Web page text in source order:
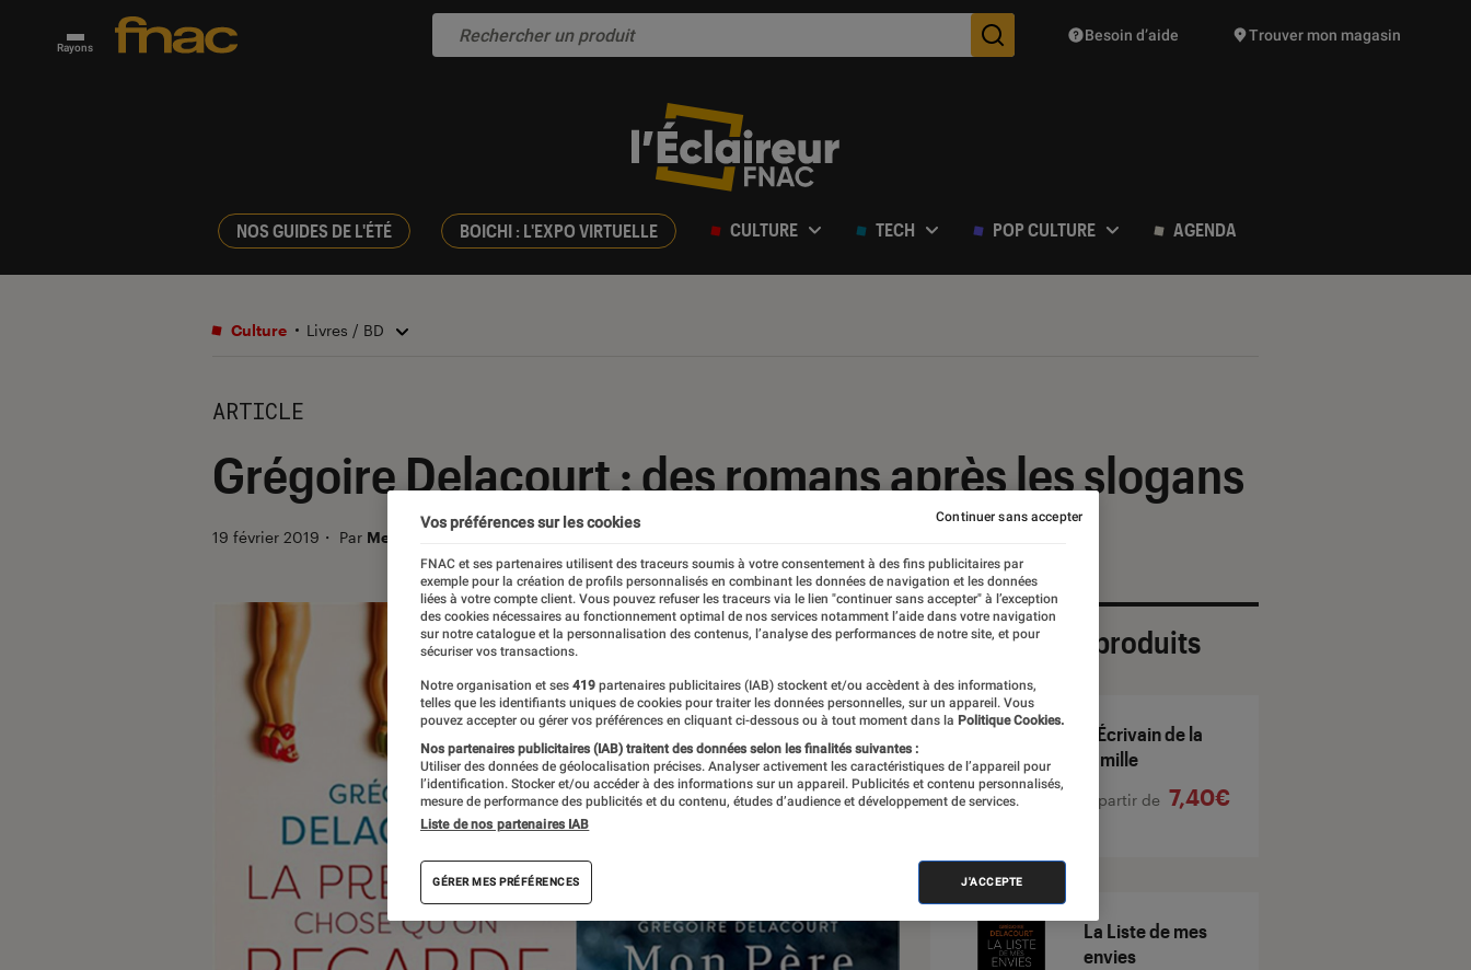
Rayons Des suggestions de produits vont vous être proposées
Besoin d’aide Trouver mon magasin
NOS GUIDES DE L'ÉTÉ BOICHI : L'EXPO VIRTUELLE CULTURE TECH POP CULTURE AGENDA
Culture Livres / BD
ARTICLE
Grégoire Delacourt : des romans après les slogans
19 février 2019 ・ Par Melanie C.
Sélection de produits
L'Écrivain de la
famille
À partir de 7,40€
La Liste de mes
envies
Vos préférences sur les cookies
FNAC et ses partenaires utilisent des traceurs soumis à votre consentement à des fins publicitaires par
exemple pour la création de profils personnalisés en combinant les données de navigation et les données
liées à votre compte client. Vous pouvez refuser les traceurs via le lien "continuer sans accepter" à l’exception
des cookies nécessaires au fonctionnement optimal de nos services notamment l’aide dans votre navigation
sur notre catalogue et la personnalisation des contenus, l’analyse des performances de notre site, et pour
sécuriser vos transactions.
Notre organisation et ses 419 partenaires publicitaires (IAB) stockent et/ou accèdent à des informations,
telles que les identifiants uniques de cookies pour traiter les données personnelles, sur un appareil. Vous
pouvez accepter ou gérer vos préférences en cliquant ci-dessous ou à tout moment dans la Politique Cookies.
Nos partenaires publicitaires (IAB) traitent des données selon les finalités suivantes :
Utiliser des données de géolocalisation précises. Analyser activement les caractéristiques de l’appareil pour
l’identification. Stocker et/ou accéder à des informations sur un appareil. Publicités et contenu personnalisés,
mesure de performance des publicités et du contenu, études d’audience et développement de services.
Liste de nos partenaires IAB
GÉRER MES PRÉFÉRENCES J'ACCEPTE
Continuer sans accepter